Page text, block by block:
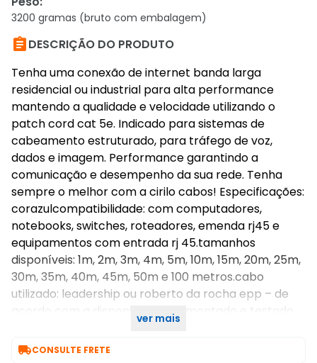
3200 gramas (bruto com embalagem)
DESCRIÇÃO DO PRODUTO
Tenha uma conexão de internet banda larga
residencial ou industrial para alta performance
mantendo a qualidade e velocidade utilizando o
patch cord cat 5e. Indicado para sistemas de
cabeamento estruturado, para tráfego de voz,
dados e imagem. Performance garantindo a
comunicação e desempenho da sua rede. Tenha
sempre o melhor com a cirilo cabos! Especificações:
corazulcompatibilidade: com computadores,
notebooks, switches, roteadores, emenda rj45 e
equipamentos com entrada rj 45.tamanhos
disponíveis: 1m, 2m, 3m, 4m, 5m, 10m, 15m, 20m, 25m,
30m, 35m, 40m, 45m, 50m e 100 metros.cabo
utilizado: leadership ou roberto da rocha epp – de
acordo com a disponibilidade.* montado e testado
ver mais
CONSULTE FRETE